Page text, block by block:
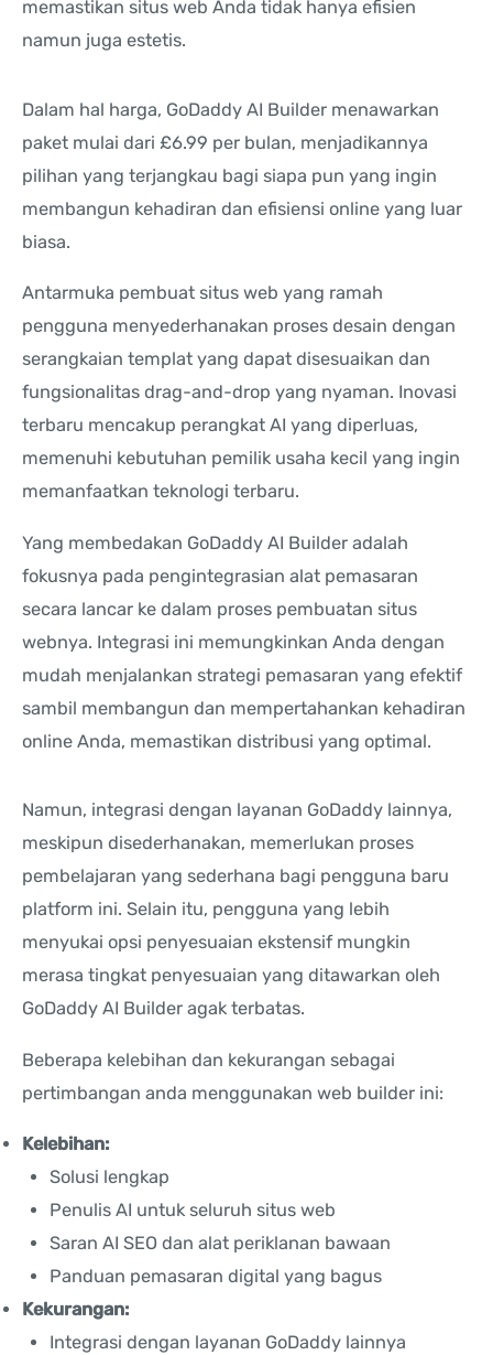
memastikan situs web Anda tidak hanya efisien
namun juga estetis.
Dalam hal harga, GoDaddy AI Builder menawarkan
paket mulai dari £6.99 per bulan, menjadikannya
pilihan yang terjangkau bagi siapa pun yang ingin
membangun kehadiran dan efisiensi online yang luar
biasa.
Antarmuka pembuat situs web yang ramah
pengguna menyederhanakan proses desain dengan
serangkaian templat yang dapat disesuaikan dan
fungsionalitas drag-and-drop yang nyaman. Inovasi
terbaru mencakup perangkat AI yang diperluas,
memenuhi kebutuhan pemilik usaha kecil yang ingin
memanfaatkan teknologi terbaru.
Yang membedakan GoDaddy AI Builder adalah
fokusnya pada pengintegrasian alat pemasaran
secara lancar ke dalam proses pembuatan situs
webnya. Integrasi ini memungkinkan Anda dengan
mudah menjalankan strategi pemasaran yang efektif
sambil membangun dan mempertahankan kehadiran
online Anda, memastikan distribusi yang optimal.
Namun, integrasi dengan layanan GoDaddy lainnya,
meskipun disederhanakan, memerlukan proses
pembelajaran yang sederhana bagi pengguna baru
platform ini. Selain itu, pengguna yang lebih
menyukai opsi penyesuaian ekstensif mungkin
merasa tingkat penyesuaian yang ditawarkan oleh
GoDaddy AI Builder agak terbatas.
Beberapa kelebihan dan kekurangan sebagai
pertimbangan anda menggunakan web builder ini:
Kelebihan:
Solusi lengkap
Penulis AI untuk seluruh situs web
Saran AI SEO dan alat periklanan bawaan
Panduan pemasaran digital yang bagus
Kekurangan:
Integrasi dengan layanan GoDaddy lainnya